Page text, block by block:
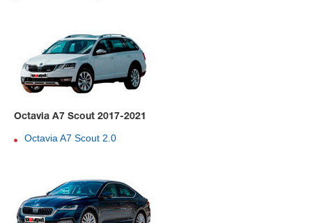
Octavia A7 Scout 2017-2021
Octavia A7 Scout 2.0